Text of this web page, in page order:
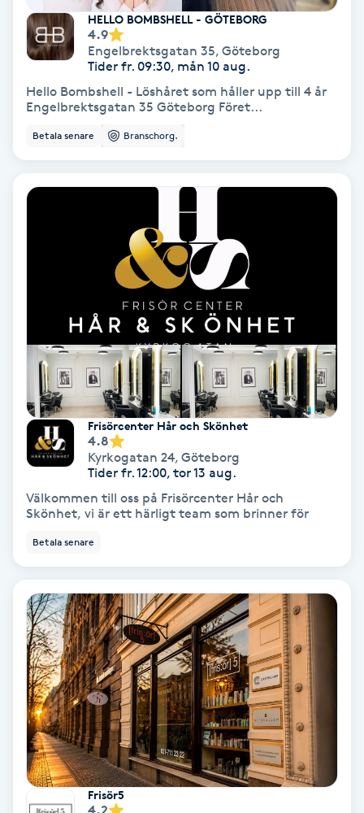
Klippning & Slingor
Klippning ungdom
Koppningsmassage
Kosmetisk tatuering
Käkledsbehandling
Kärlbehandling
Laserbehandling
Lashlift Keratin
LED-ljusterapi
LPG
LPG-behandling
LPG-massage
Luggklippning
HELLO BOMBSHELL - GÖTEBORG
4.9
Engelbrektsgatan 35, Göteborg
Tider fr. 09:30, mån 10 aug.
Hello Bombshell - Löshåret som håller upp till 4 år
Engelbrektsgatan 35 Göteborg Föret...
Betala senare Branschorg.
Frisörcenter Hår och Skönhet
4.8
Kyrkogatan 24, Göteborg
Tider fr. 12:00, tor 13 aug.
Välkommen till oss på Frisörcenter Hår och
Skönhet, vi är ett härligt team som brinner för
Betala senare
Frisör5